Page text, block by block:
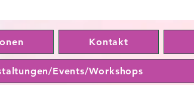
Kontakt
Events/Workshops